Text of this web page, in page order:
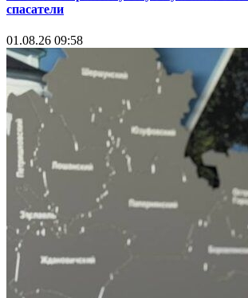
спасатели
01.08.26 09:58